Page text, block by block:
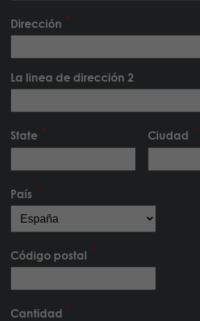
Dirección
La linea de dirección 2
State Ciudad
País
Código postal
Cantidad